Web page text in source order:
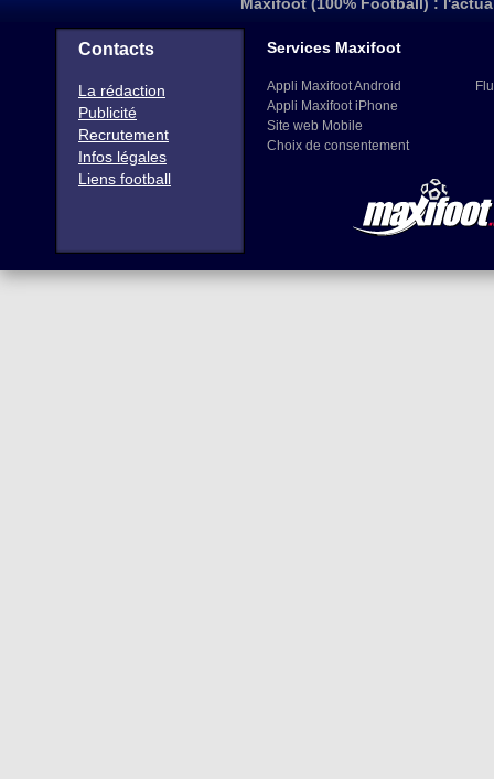
Contacts
La rédaction
Publicité
Recrutement
Infos légales
Liens football
Services Maxifoot
Appli Maxifoot Android
Appli Maxifoot iPhone
Site web Mobile
Choix de consentement